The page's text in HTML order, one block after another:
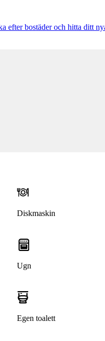
efter bostäder och hitta ditt
Diskmaskin
Ugn
Egen toalett